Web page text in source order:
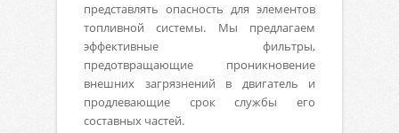
представлять опасность для элементов
топливной системы. Мы предлагаем
эффективные фильтры,
предотвращающие проникновение
внешних загрязнений в двигатель и
продлевающие срок службы его
составных частей.